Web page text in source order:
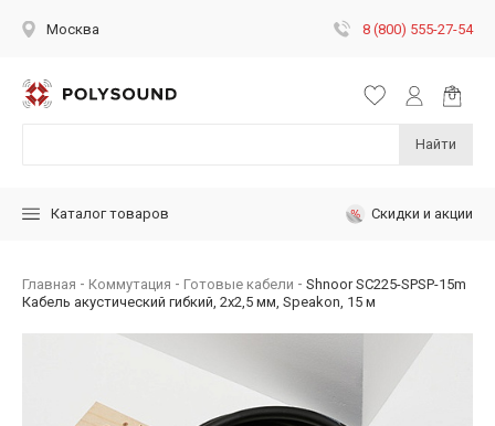
Москва 8 (800) 555-27-54
Найти
Каталог товаров Скидки и акции
Главная Коммутация Готовые кабели
Shnoor SC225-SPSP-15m
Кабель акустический гибкий, 2x2,5 мм, Speakon, 15 м